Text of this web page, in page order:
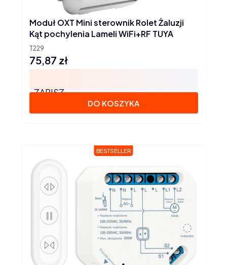
T229
Moduł OXT Mini sterownik Rolet Żaluzji
Kąt pochylenia Lameli WiFi+RF TUYA
Cena
75,87 zł
ZAPISZ
DO KOSZYKA
BESTSELLER